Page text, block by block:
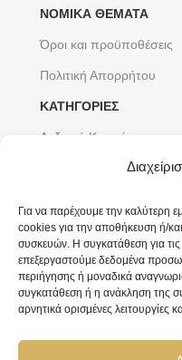
Για να παρέχουμε την καλύτερη
cookies για την αποθήκευση ή/
συσκευών. Η συγκατάθεση για τις
επεξεργαστούμε δεδομένα
περιήγησης ή μοναδικά
συγκατάθεση ή η ανάκληση της
αρνητικά ορισμένες λειτουργίες
ΝΟΜΙΚΆ ΘΈΜΑΤΑ
Όροι και προϋποθέσεις
Πολιτική Απορρήτου
ΚΑΤΗΓΟΡΙΕΣ
Ανδρικά Κοσμήματα
Ανδρικά Ρολόγια
Γυναικεία Ρολόγια
Παιδικά Κοσμήματα
Προσφορές